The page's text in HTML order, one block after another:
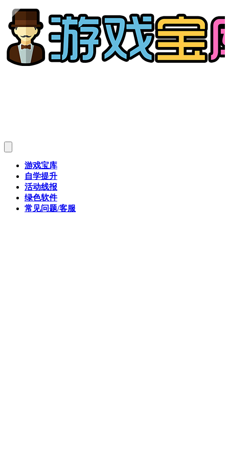
游戏宝库
自学提升
活动线报
绿色软件
常见问题/客服